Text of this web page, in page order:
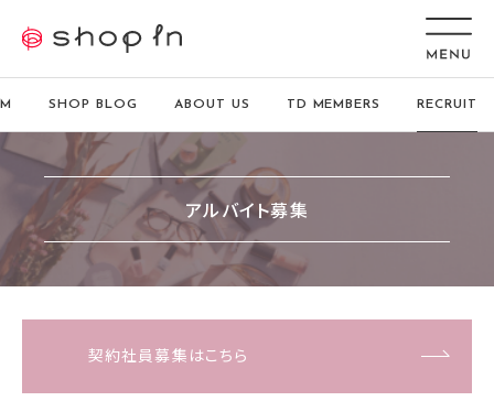
SHOP BLOG ABOUT US TD MEMBERS RECRUIT
アルバイト募集
契約社員募集はこちら